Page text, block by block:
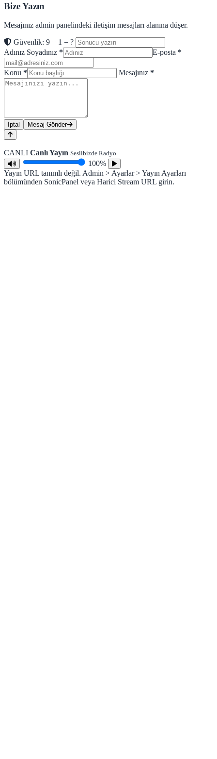
Bize Yazın
Mesajınız admin panelindeki iletişim mesajları alanına düşer.
Güvenlik: 9 + 1 = ?
Adınız Soyadınız * E-posta *
Konu * Mesajınız *
İptal Mesaj Gönder
CANLI Canlı Yayın Seslibizde Radyo
100%
Yayın URL tanımlı değil. Admin > Ayarlar > Yayın Ayarları
bölümünden SonicPanel veya Harici Stream URL girin.